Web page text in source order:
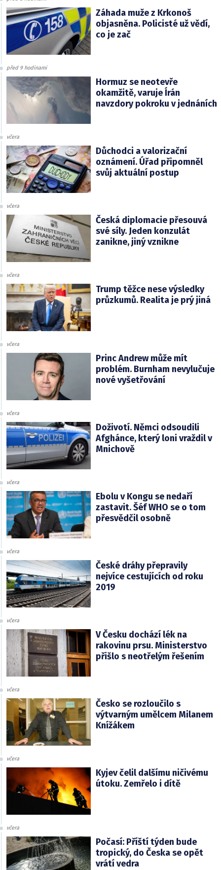
Záhada muže z Krkonoš
objasněna. Policisté už vědí,
co je zač
před 9 hodinami
Hormuz se neotevře
okamžitě, varuje Írán
navzdory pokroku v jednáních
včera
Důchodci a valorizační
oznámení. Úřad připomněl
svůj aktuální postup
včera
Česká diplomacie přesouvá
své síly. Jeden konzulát
zanikne, jiný vznikne
včera
Trump těžce nese výsledky
průzkumů. Realita je prý jiná
včera
Princ Andrew může mít
problém. Burnham nevylučuje
nové vyšetřování
včera
Doživotí. Němci odsoudili
Afghánce, který loni vraždil v
Mnichově
včera
Ebolu v Kongu se nedaří
zastavit. Šéf WHO se o tom
přesvědčil osobně
včera
České dráhy přepravily
nejvíce cestujících od roku
2019
včera
V Česku dochází lék na
rakovinu prsu. Ministerstvo
přišlo s neotřelým řešením
včera
Česko se rozloučilo s
výtvarným umělcem Milanem
Knížákem
včera
Kyjev čelil dalšímu ničivému
útoku. Zemřelo i dítě
včera
Počasí: Příští týden bude
tropický, do Česka se opět
vrátí vedra